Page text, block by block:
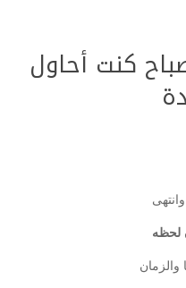
كنت أحاول
لحظه
والزمان